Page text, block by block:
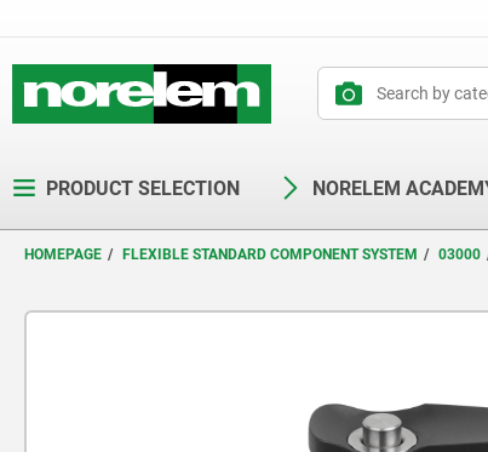
PRODUCT SELECTION NORELEM
HOMEPAGE FLEXIBLE STANDARD COMPONENT SYSTEM 03000